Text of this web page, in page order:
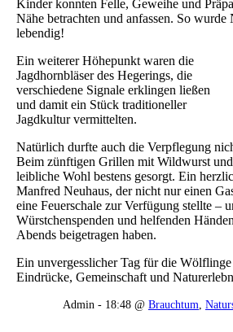
Kinder konnten Felle, Geweihe und
Nähe betrachten und anfassen. So wurde
lebendig!
Ein weiterer Höhepunkt waren die
Jagdhornbläser des Hegerings, die
verschiedene Signale erklingen ließen
und damit ein Stück traditioneller
Jagdkultur vermittelten.
Natürlich durfte auch die Verpflegung
Beim zünftigen Grillen mit Wildwurst
leibliche Wohl bestens gesorgt. Ein
Manfred Neuhaus, der nicht nur einen
eine Feuerschale zur Verfügung stellte –
Würstchenspenden und helfenden
Abends beigetragen haben.
Ein unvergesslicher Tag für die
Eindrücke, Gemeinschaft und
Admin - 18:48 @ Brauchtum,